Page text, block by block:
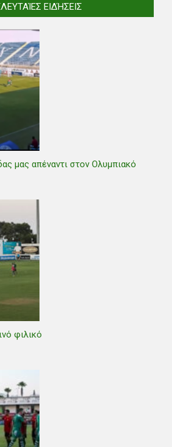
ΕΙΔΉΣΕΙΣ
μας απέναντι στον Ολυμπιακό
φιλικό